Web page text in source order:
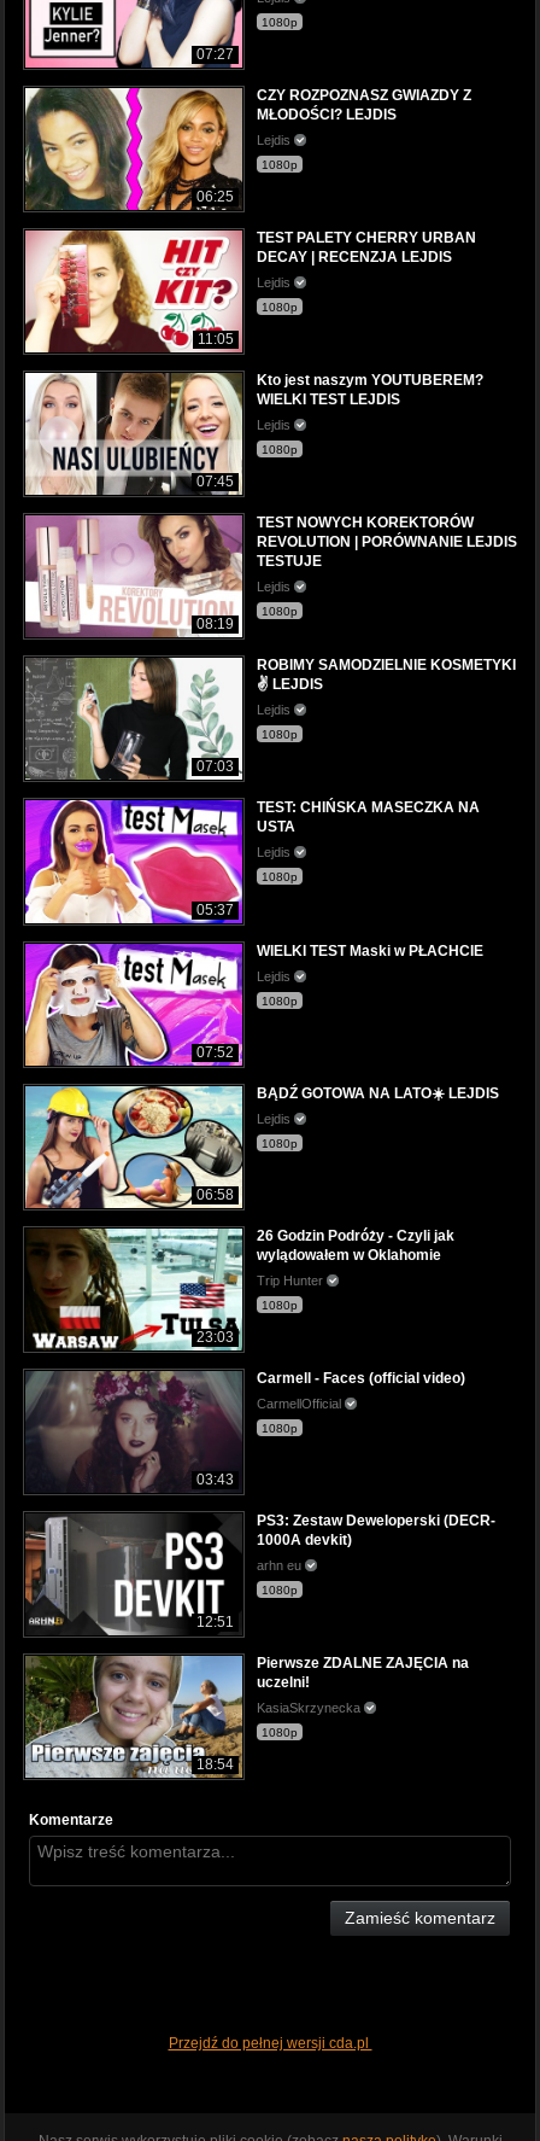
07:27
1080p
06:25
CZY ROZPOZNASZ GWIAZDY Z
MŁODOŚCI? LEJDIS
Lejdis
1080p
11:05
TEST PALETY CHERRY URBAN
DECAY | RECENZJA LEJDIS
Lejdis
1080p
07:45
Kto jest naszym YOUTUBEREM?
WIELKI TEST LEJDIS
Lejdis
1080p
08:19
TEST NOWYCH KOREKTORÓW
REVOLUTION | PORÓWNANIE LEJDIS
TESTUJE
Lejdis
1080p
07:03
ROBIMY SAMODZIELNIE KOSMETYKI
✌️ LEJDIS
Lejdis
1080p
05:37
TEST: CHIŃSKA MASECZKA NA
USTA
Lejdis
1080p
07:52
WIELKI TEST Maski w PŁACHCIE
Lejdis
1080p
06:58
BĄDŹ GOTOWA NA LATO☀️ LEJDIS
Lejdis
1080p
23:03
26 Godzin Podróży - Czyli jak
wylądowałem w Oklahomie
Trip Hunter
1080p
03:43
Carmell - Faces (official video)
CarmellOfficial
1080p
12:51
PS3: Zestaw Deweloperski (DECR-
1000A devkit)
arhn eu
1080p
18:54
Pierwsze ZDALNE ZAJĘCIA na
uczelni!
KasiaSkrzynecka
1080p
Komentarze
Zamieść komentarz
Przejdź do pełnej wersji cda.pl